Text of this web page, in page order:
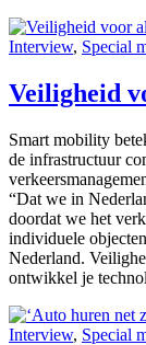
Interview, Special
Veiligheid
Smart mobility
de infrastructuur
“Dat we in
doordat we het
individuele
Nederland.
ontwikkel je
Interview, Special